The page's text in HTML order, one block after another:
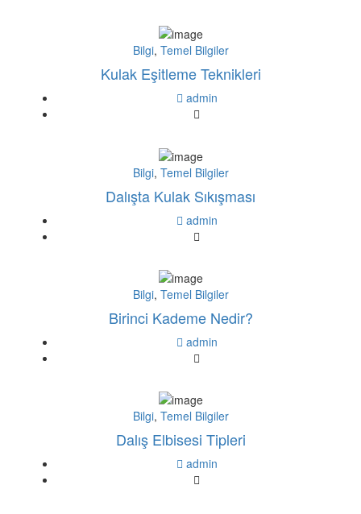
Bilgi, Temel Bilgiler
Kulak Eşitleme Teknikleri
admin
Bilgi, Temel Bilgiler
Dalışta Kulak Sıkışması
admin
Bilgi, Temel Bilgiler
Birinci Kademe Nedir?
admin
Bilgi, Temel Bilgiler
Dalış Elbisesi Tipleri
admin